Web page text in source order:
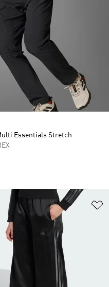
Essentials Stretch
dei desideri